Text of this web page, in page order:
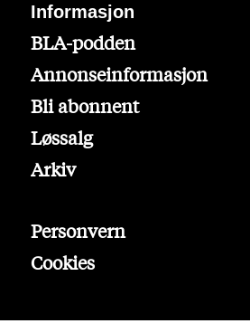
Informasjon
BLA-podden
Annonseinformasjon
Bli abonnent
Løssalg
Arkiv
Personvern
Cookies